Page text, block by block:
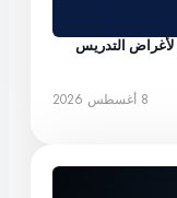
لأغراض التدريس
8 أغسطس 2026